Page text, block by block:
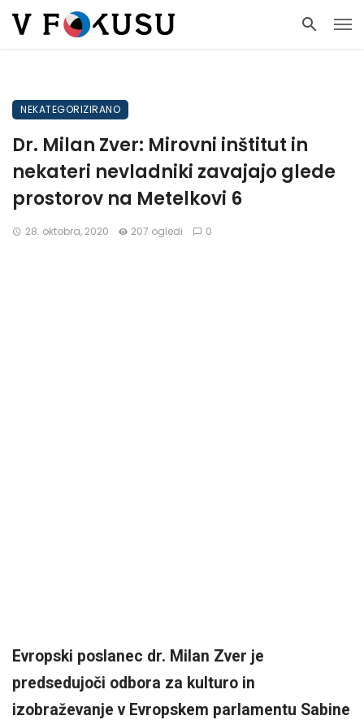
NEKATEGORIZIRANO
Dr. Milan Zver: Mirovni inštitut in
nekateri nevladniki zavajajo glede
prostorov na Metelkovi 6
28. oktobra, 2020 207 ogledi 0
Evropski poslanec dr. Milan Zver je
predsedujoči odbora za kulturo in
izobraževanje v Evropskem parlamentu Sabine